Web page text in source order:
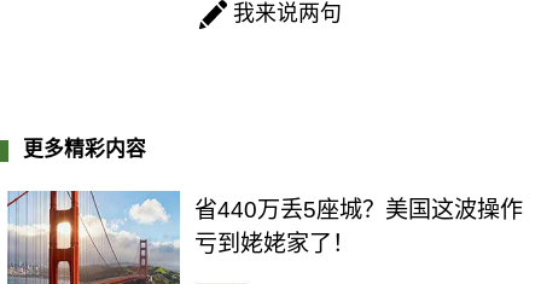
我来说两句
更多精彩内容
省440万丢5座城？美国这波操作
亏到姥姥家了！